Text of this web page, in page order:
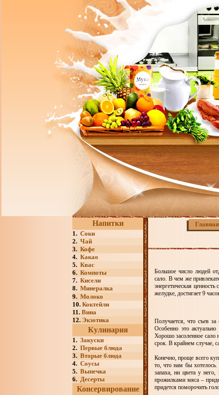
Напитки
1. Соки
2. Чай
3. Кофе
4. Какао
5. Квас
6. Компоты
7. Кисели
8. Минералка
9. Молоко
10. Коктейли
11. Вина
12. Экзотика
Кулинария
1. Закуски
2. Первые блюда
3. Вторые блюда
4. Соусы
5. Выпечка
6. Десерты
Консервирование
Главная
Большое число людей
сало. В чем же
энергетическая
желудке, достигает 9
Получается, что съев
Особенно это
Хорошо засоленное сало
срок. В крайнем случае,
Конечно, проще всего
то, что нам бы
запаха, ни цвета у
прожилками мяса –
придется поморочить